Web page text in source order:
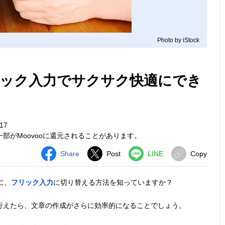
Photo by iStock
ク入力でサクサク快適にでき
がMoovooに還元されることがあります。
Share Post LINE Copy
フリック入力に切り替える方法を知っていますか？
たら、文章の作成がさらに効率的になることでしょう。